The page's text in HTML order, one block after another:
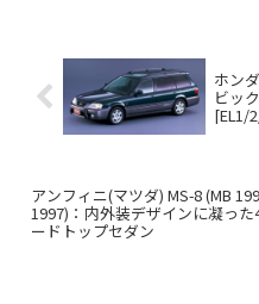
ホン
ビッ
[EL1/
アンフィニ(マツダ) MS-8 (MB
1997)：内外装デザインに凝った
ードトップセダン